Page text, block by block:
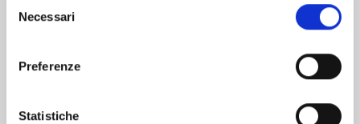
delNecessari
Preferenze
Statistiche